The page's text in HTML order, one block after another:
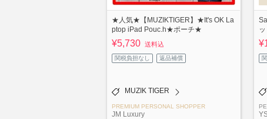
★人気★【MUZIKTIGER】★It's OK La
ptop iPad Pouc.h★ポーチ★
¥5,730 送料込
関税負担なし 返品補償
MUZIK TIGER
PREMIUM PERSONAL SHOPPER
JM Luxury